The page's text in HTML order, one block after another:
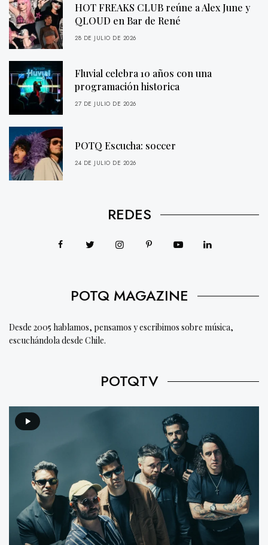
HOT FREAKS CLUB reúne a Alex June y
QLOUD en Bar de René
28 DE JULIO DE 2026
Fluvial celebra 10 años con una
programación historica
27 DE JULIO DE 2026
POTQ Escucha: soccer
24 DE JULIO DE 2026
REDES
POTQ MAGAZINE
Desde 2005 hablamos, pensamos y escribimos sobre música,
escuchándola desde Chile.
POTQTV